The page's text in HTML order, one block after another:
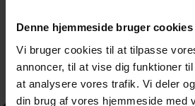
Denne hjemmeside bruger cookies
Vi bruger cookies til at tilpasse
annoncer, til at vise dig funktioner
at analysere vores trafik. Vi deler
din brug af vores hjemmeside med